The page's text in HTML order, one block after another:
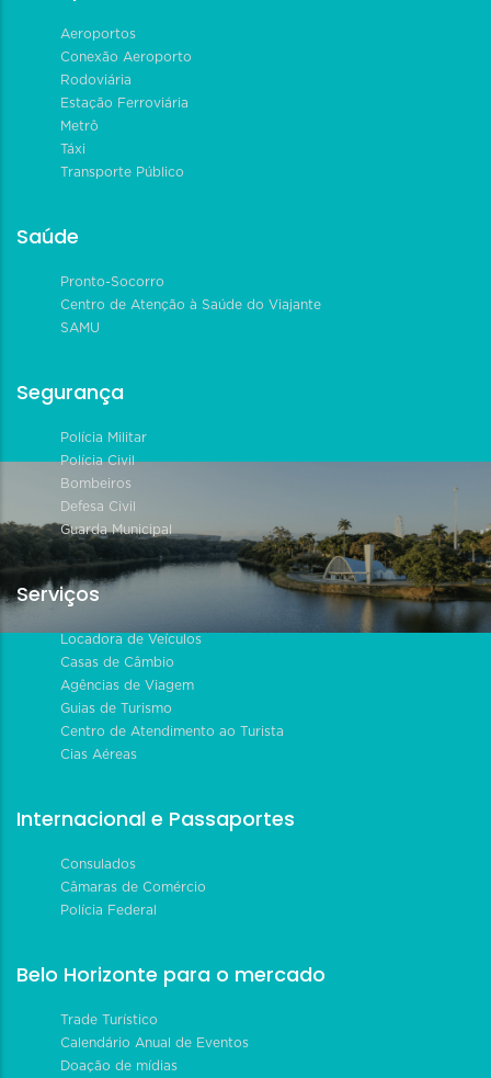
Aeroportos
Conexão Aeroporto
Rodoviária
Estação Ferroviária
Metrô
Táxi
Transporte Público
Saúde
Pronto-Socorro
Centro de Atenção à Saúde do Viajante
SAMU
Segurança
Polícia Militar
Polícia Civil
Bombeiros
Defesa Civil
Guarda Municipal
Serviços
Locadora de Veículos
Casas de Câmbio
Agências de Viagem
Guias de Turismo
Centro de Atendimento ao Turista
Cias Aéreas
Internacional e Passaportes
Consulados
Câmaras de Comércio
Polícia Federal
Belo Horizonte para o mercado
Trade Turístico
Calendário Anual de Eventos
Doação de mídias